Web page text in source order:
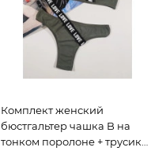
Комплект женский
бюстгальтер чашка B на
тонком поролоне + трусики